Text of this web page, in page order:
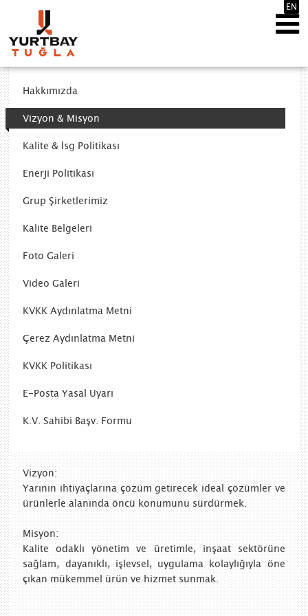
EN
Hakkımızda
Vizyon & Misyon
Kalite & İsg Politikası
Enerji Politikası
Grup Şirketlerimiz
Kalite Belgeleri
Foto Galeri
Video Galeri
KVKK Aydınlatma Metni
Çerez Aydınlatma Metni
KVKK Politikası
E-Posta Yasal Uyarı
K.V. Sahibi Başv. Formu
Vizyon:
Yarının ihtiyaçlarına çözüm getirecek ideal çözümler ve
ürünlerle alanında öncü konumunu sürdürmek.
Misyon:
Kalite odaklı yönetim ve üretimle, inşaat sektörüne
sağlam, dayanıklı, işlevsel, uygulama kolaylığıyla öne
çıkan mükemmel ürün ve hizmet sunmak.